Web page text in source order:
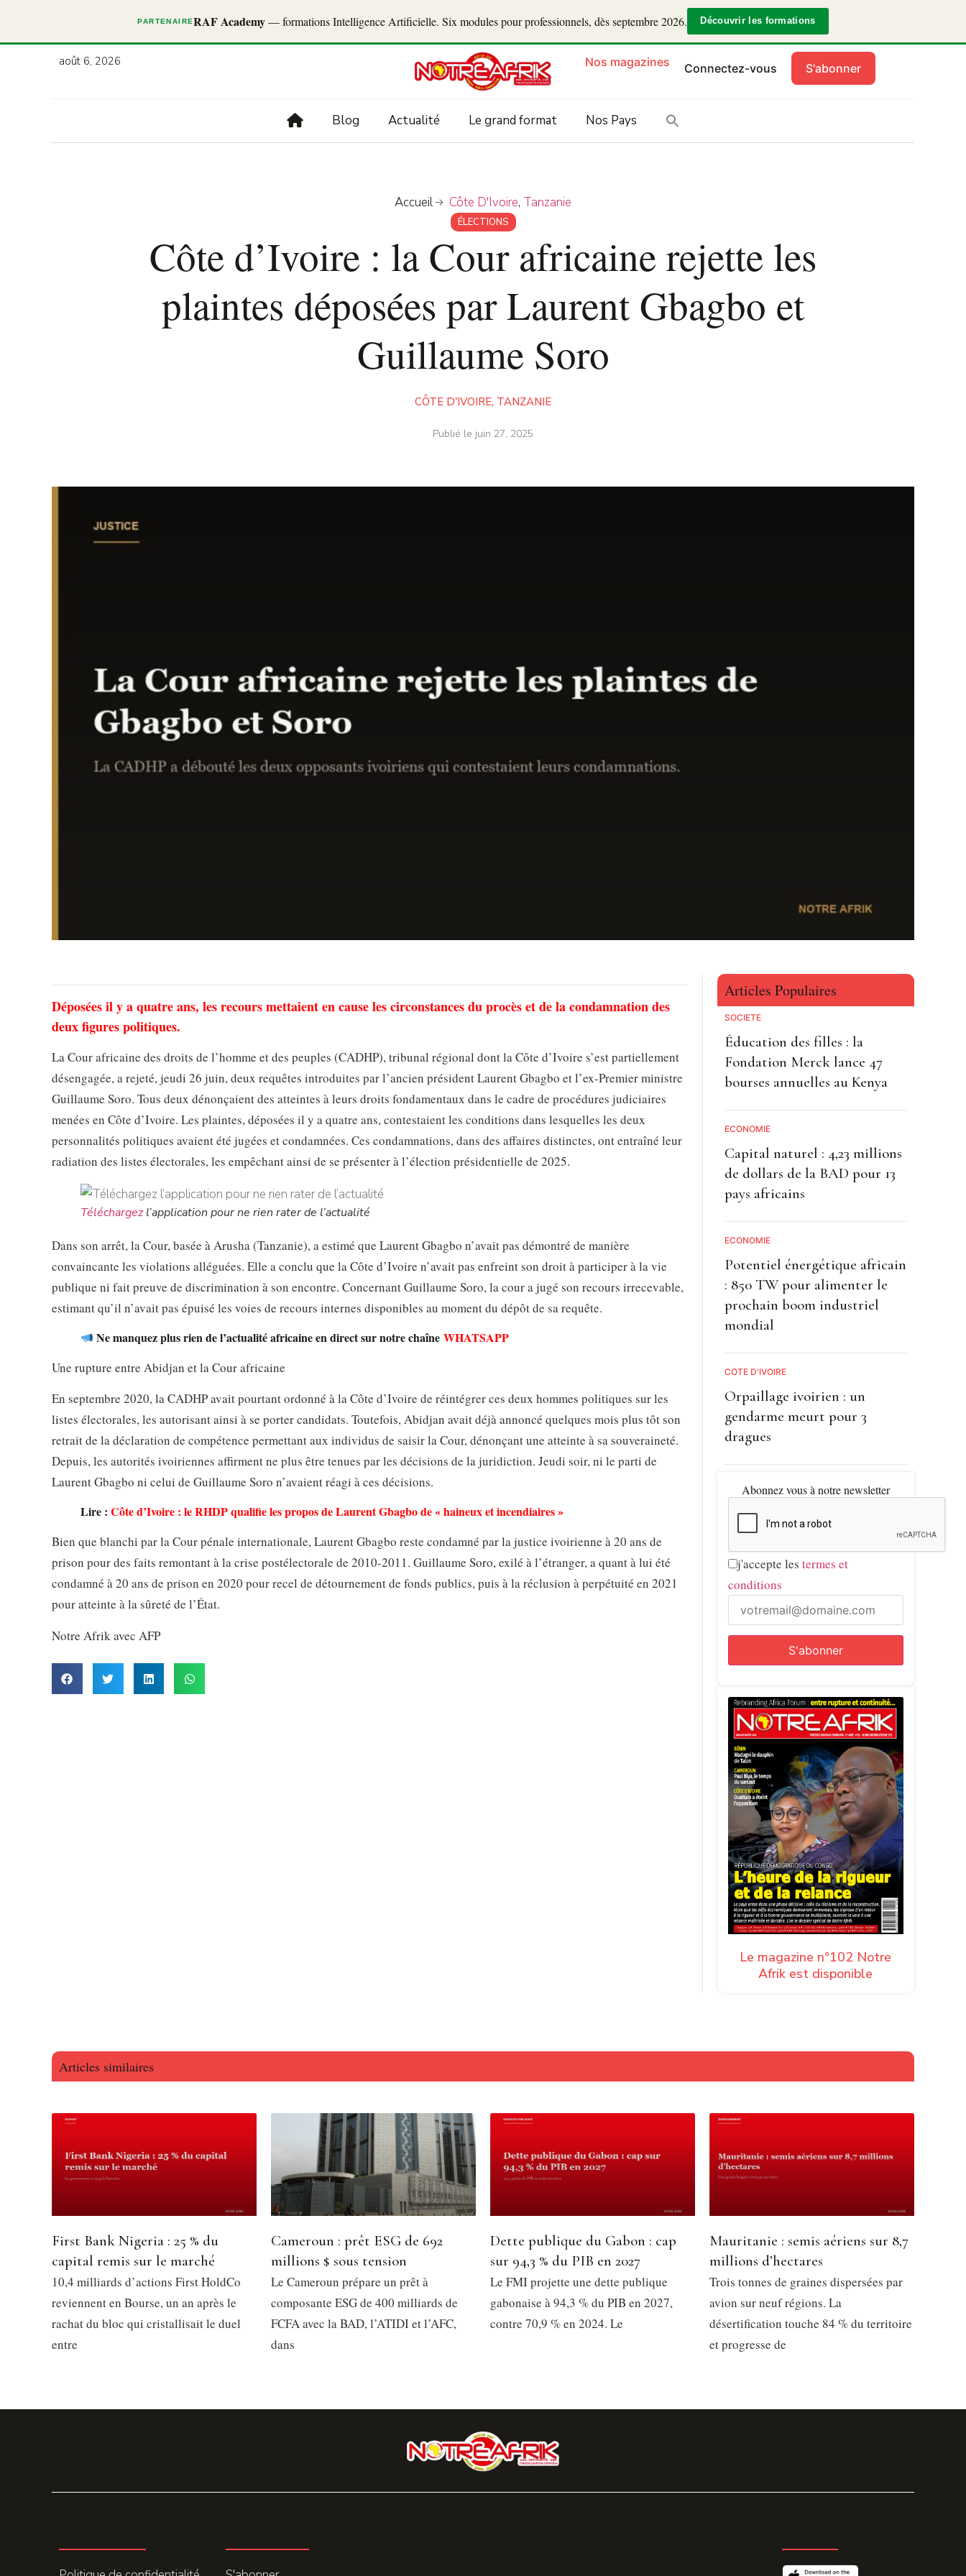
PARTENAIRERAF Academy— formations Intelligence Artificielle. Six modules pour professionnels, dès septembre 2026. Découvrir les formations
août 6, 2026 Nos magazines Connectez-vous S'abonner
Blog Actualité Le grand format Nos Pays
Accueil Côte D'Ivoire, Tanzanie
ÉLECTIONS
Côte d’Ivoire : la Cour africaine rejette les
plaintes déposées par Laurent Gbagbo et
Guillaume Soro
CÔTE D'IVOIRE, TANZANIE
Publié le juin 27, 2025
Déposées il y a quatre ans, les recours mettaient en cause les circonstances du procès et de la condamnation des
deux figures politiques.
La Cour africaine des droits de l’homme et des peuples (CADHP), tribunal régional dont la Côte d’Ivoire s’est partiellement
désengagée, a rejeté, jeudi 26 juin, deux requêtes introduites par l’ancien président Laurent Gbagbo et l’ex-Premier ministre
Guillaume Soro. Tous deux dénonçaient des atteintes à leurs droits fondamentaux dans le cadre de procédures judiciaires
menées en Côte d’Ivoire. Les plaintes, déposées il y a quatre ans, contestaient les conditions dans lesquelles les deux
personnalités politiques avaient été jugées et condamnées. Ces condamnations, dans des affaires distinctes, ont entraîné leur
radiation des listes électorales, les empêchant ainsi de se présenter à l’élection présidentielle de 2025.
Téléchargezl’application pour ne rien rater de l’actualité
Dans son arrêt, la Cour, basée à Arusha (Tanzanie), a estimé que Laurent Gbagbo n’avait pas démontré de manière
convaincante les violations alléguées. Elle a conclu que la Côte d’Ivoire n’avait pas enfreint son droit à participer à la vie
publique ni fait preuve de discrimination à son encontre. Concernant Guillaume Soro, la cour a jugé son recours irrecevable,
estimant qu’il n’avait pas épuisé les voies de recours internes disponibles au moment du dépôt de sa requête.
Ne manquez plus rien de l’actualité africaine en direct sur notre chaîneWHATSAPP
Une rupture entre Abidjan et la Cour africaine
En septembre 2020, la CADHP avait pourtant ordonné à la Côte d’Ivoire de réintégrer ces deux hommes politiques sur les
listes électorales, les autorisant ainsi à se porter candidats. Toutefois, Abidjan avait déjà annoncé quelques mois plus tôt son
retrait de la déclaration de compétence permettant aux individus de saisir la Cour, dénonçant une atteinte à sa souveraineté.
Depuis, les autorités ivoiriennes affirment ne plus être tenues par les décisions de la juridiction. Jeudi soir, ni le parti de
Laurent Gbagbo ni celui de Guillaume Soro n’avaient réagi à ces décisions.
Lire : Côte d’Ivoire : le RHDP qualifie les propos de Laurent Gbagbo de « haineux et incendiaires »
Bien que blanchi par la Cour pénale internationale, Laurent Gbagbo reste condamné par la justice ivoirienne à 20 ans de
prison pour des faits remontant à la crise postélectorale de 2010-2011. Guillaume Soro, exilé à l’étranger, a quant à lui été
condamné à 20 ans de prison en 2020 pour recel de détournement de fonds publics, puis à la réclusion à perpétuité en 2021
pour atteinte à la sûreté de l’État.
Notre Afrik avec AFP
Articles Populaires
SOCIETE
Éducation des filles : la
Fondation Merck lance 47
bourses annuelles au Kenya
ECONOMIE
Capital naturel : 4,23 millions
de dollars de la BAD pour 13
pays africains
ECONOMIE
Potentiel énergétique africain
: 850 TW pour alimenter le
prochain boom industriel
mondial
CÔTE D'IVOIRE
Orpaillage ivoirien : un
gendarme meurt pour 3
dragues
Abonnez vous à notre newsletter
j'accepte les termes et
conditions
Le magazine n°102 Notre
Afrik est disponible
Articles similaires
First Bank Nigeria : 25 % du
capital remis sur le marché
10,4 milliards d’actions First HoldCo
reviennent en Bourse, un an après le
rachat du bloc qui cristallisait le duel
entre
Cameroun : prêt ESG de 692
millions $ sous tension
Le Cameroun prépare un prêt à
composante ESG de 400 milliards de
FCFA avec la BAD, l’ATIDI et l’AFC,
dans
Dette publique du Gabon : cap
sur 94,3 % du PIB en 2027
Le FMI projette une dette publique
gabonaise à 94,3 % du PIB en 2027,
contre 70,9 % en 2024. Le
Mauritanie : semis aériens sur 8,7
millions d’hectares
Trois tonnes de graines dispersées par
avion sur neuf régions. La
désertification touche 84 % du territoire
et progresse de